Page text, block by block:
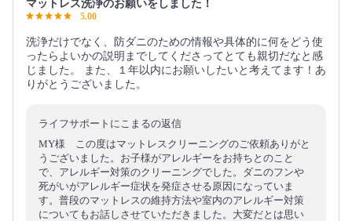
マットレス洗浄のお願いをしました！
5.00
洗浄だけでなく、防ダニのための情報や具体的に何をどう使
ったらよいかの説明までしてくださってとても親切だなと感
じました。 また、１年以内にお願いしたいと考えてます！あ
りがとうございました。
ライフサポートにこまるの返信
MY様 この度はマットレスクリーニングのご依頼ありがと
うございました。お子様がアレルギーをお持ちとのこと
で、アレルギー対策のクリーニングでした。ダニのフンや
死がいがアレルギー症状を発症させる原因になっていま
す。普段のマットレスの維持方法や室内のアレルギー対策
についてもお話しさせていただきました。大変だとは思い